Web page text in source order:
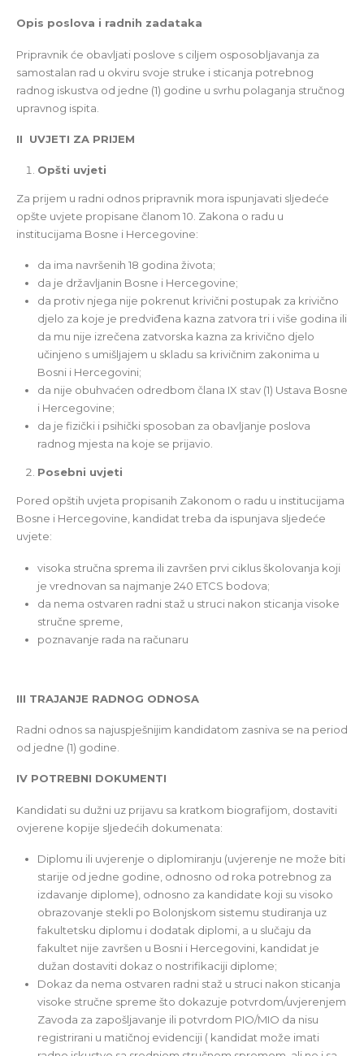
Opis poslova i radnih zadataka
Pripravnik će obavlјati poslove s cilјem osposoblјavanja za
samostalan rad u okviru svoje struke i sticanja potrebnog
radnog iskustva od jedne (1) godine u svrhu polaganja stručnog
upravnog ispita.
II UVJETI ZA PRIJEM
Opšti uvjeti
Za prijem u radni odnos pripravnik mora ispunjavati slјedeće
opšte uvjete propisane članom 10. Zakona o radu u
institucijama Bosne i Hercegovine:
da ima navršenih 18 godina života;
da je državlјanin Bosne i Hercegovine;
da protiv njega nije pokrenut krivični postupak za krivično
djelo za koje je predviđena kazna zatvora tri i više godina ili
da mu nije izrečena zatvorska kazna za krivično djelo
učinjeno s umišlјajem u skladu sa krivičnim zakonima u
Bosni i Hercegovini;
da nije obuhvaćen odredbom člana IX stav (1) Ustava Bosne
i Hercegovine;
da je fizički i psihički sposoban za obavlјanje poslova
radnog mjesta na koje se prijavio.
Posebni uvjeti
Pored opštih uvjeta propisanih Zakonom o radu u institucijama
Bosne i Hercegovine, kandidat treba da ispunjava slјedeće
uvjete:
visoka stručna sprema ili završen prvi ciklus školovanja koji
je vrednovan sa najmanje 240 ETCS bodova;
da nema ostvaren radni staž u struci nakon sticanja visoke
stručne spreme,
poznavanje rada na računaru
III TRAJANJE RADNOG ODNOSA
Radni odnos sa najuspješnijim kandidatom zasniva se na period
od jedne (1) godine.
IV POTREBNI DOKUMENTI
Kandidati su dužni uz prijavu sa kratkom biografijom, dostaviti
ovjerene kopije slјedećih dokumenata:
Diplomu ili uvjerenje o diplomiranju (uvjerenje ne može biti
starije od jedne godine, odnosno od roka potrebnog za
izdavanje diplome), odnosno za kandidate koji su visoko
obrazovanje stekli po Bolonjskom sistemu studiranja uz
fakultetsku diplomu i dodatak diplomi, a u slučaju da
fakultet nije završen u Bosni i Hercegovini, kandidat je
dužan dostaviti dokaz o nostrifikaciji diplome;
Dokaz da nema ostvaren radni staž u struci nakon sticanja
visoke stručne spreme što dokazuje potvrdom/uvjerenjem
Zavoda za zapošljavanje ili potvrdom PIO/MIO da nisu
registrirani u matičnoj evidenciji ( kandidat može imati